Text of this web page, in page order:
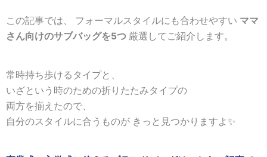
この記事では、 フォーマルスタイルにも合わせやすい ママ
さん向けのサブバッグを5つ 厳選してご紹介します。
常時持ち歩けるタイプと、
いざという時のための折りたたみタイプの
両方を揃えたので、
自分のスタイルに合うものが きっと見つかりますよ✨